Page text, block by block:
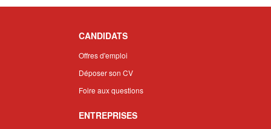
CANDIDATS
Offres d'emploi
Déposer son CV
Foire aux questions
ENTREPRISES